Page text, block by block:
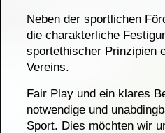
Neben der sportlichen
die charakterliche
sportethischer Prinzipien
Vereins.
Fair Play und ein klares
notwendige und
Sport. Dies möchten wir